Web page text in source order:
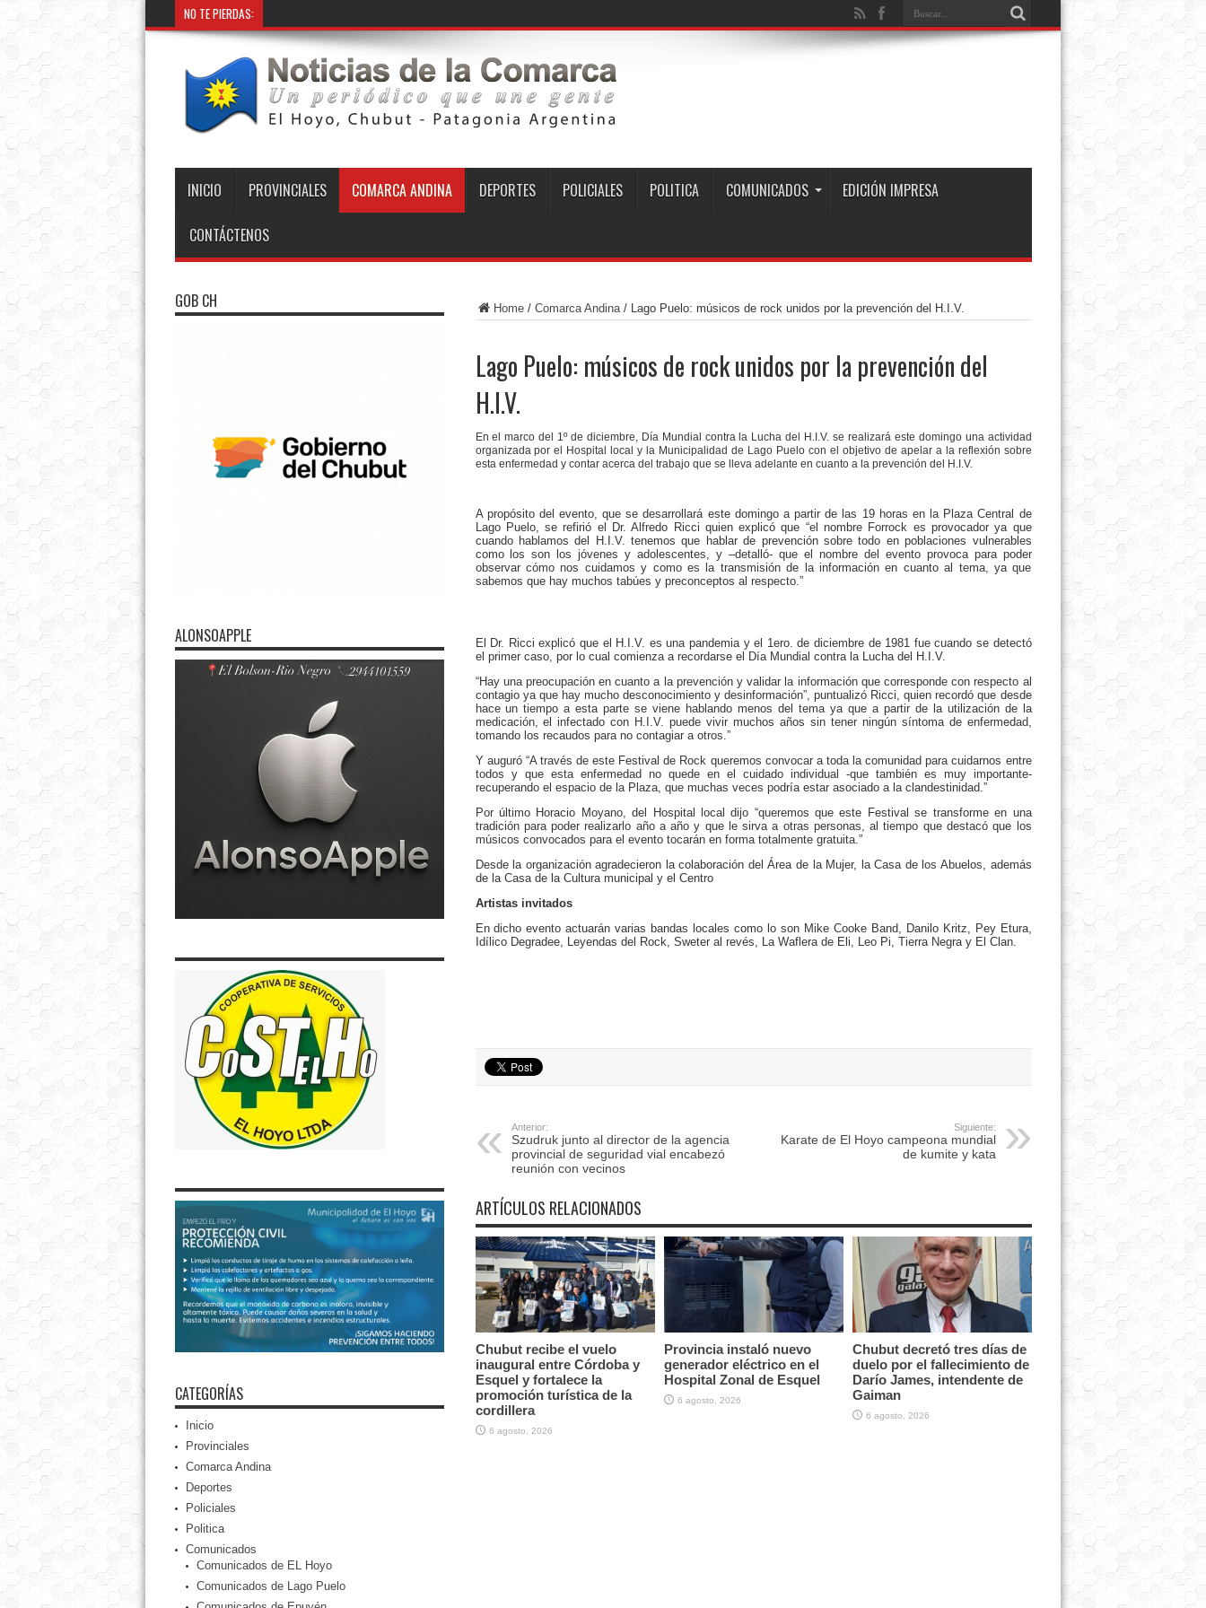
NO TE PIERDAS:
INICIO PROVINCIALES COMARCA ANDINA DEPORTES POLICIALES POLITICA COMUNICADOS EDICIÓN IMPRESA
CONTÁCTENOS
Home/ Comarca Andina/ Lago Puelo: músicos de rock unidos por la prevención del H.I.V.
Lago Puelo: músicos de rock unidos por la prevención del
H.I.V.
En el marco del 1º de diciembre, Día Mundial contra la Lucha del H.I.V. se realizará este domingo una actividad
organizada por el Hospital local y la Municipalidad de Lago Puelo con el objetivo de apelar a la reflexión sobre
esta enfermedad y contar acerca del trabajo que se lleva adelante en cuanto a la prevención del H.I.V.
A propósito del evento, que se desarrollará este domingo a partir de las 19 horas en la Plaza Central de
Lago Puelo, se refirió el Dr. Alfredo Ricci quien explicó que “el nombre Forrock es provocador ya que
cuando hablamos del H.I.V. tenemos que hablar de prevención sobre todo en poblaciones vulnerables
como los son los jóvenes y adolescentes, y –detalló- que el nombre del evento provoca para poder
observar cómo nos cuidamos y como es la transmisión de la información en cuanto al tema, ya que
sabemos que hay muchos tabúes y preconceptos al respecto.”
El Dr. Ricci explicó que el H.I.V. es una pandemia y el 1ero. de diciembre de 1981 fue cuando se detectó
el primer caso, por lo cual comienza a recordarse el Día Mundial contra la Lucha del H.I.V.
“Hay una preocupación en cuanto a la prevención y validar la información que corresponde con respecto al
contagio ya que hay mucho desconocimiento y desinformación”, puntualizó Ricci, quien recordó que desde
hace un tiempo a esta parte se viene hablando menos del tema ya que a partir de la utilización de la
medicación, el infectado con H.I.V. puede vivir muchos años sin tener ningún síntoma de enfermedad,
tomando los recaudos para no contagiar a otros.”
Y auguró “A través de este Festival de Rock queremos convocar a toda la comunidad para cuidarnos entre
todos y que esta enfermedad no quede en el cuidado individual -que también es muy importante-
recuperando el espacio de la Plaza, que muchas veces podría estar asociado a la clandestinidad.”
Por último Horacio Moyano, del Hospital local dijo “queremos que este Festival se transforme en una
tradición para poder realizarlo año a año y que le sirva a otras personas, al tiempo que destacó que los
músicos convocados para el evento tocarán en forma totalmente gratuita.”
Desde la organización agradecieron la colaboración del Área de la Mujer, la Casa de los Abuelos, además
de la Casa de la Cultura municipal y el Centro
Artistas invitados
En dicho evento actuarán varias bandas locales como lo son Mike Cooke Band, Danilo Kritz, Pey Etura,
Idílico Degradee, Leyendas del Rock, Sweter al revés, La Waflera de Eli, Leo Pi, Tierra Negra y El Clan.
Anterior:
Szudruk junto al director de la agencia
provincial de seguridad vial encabezó
reunión con vecinos
Siguiente:
Karate de El Hoyo campeona mundial
de kumite y kata
ARTÍCULOS RELACIONADOS
Chubut recibe el vuelo
inaugural entre Córdoba y
Esquel y fortalece la
promoción turística de la
cordillera
6 agosto, 2026
Provincia instaló nuevo
generador eléctrico en el
Hospital Zonal de Esquel
6 agosto, 2026
Chubut decretó tres días de
duelo por el fallecimiento de
Darío James, intendente de
Gaiman
6 agosto, 2026
GOB CH
ALONSOAPPLE
CATEGORÍAS
Inicio
Provinciales
Comarca Andina
Deportes
Policiales
Politica
Comunicados
Comunicados de EL Hoyo
Comunicados de Lago Puelo